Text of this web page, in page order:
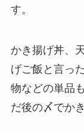
す。
かき揚げ丼、
げご飯と言っ
物などの単品
だ後の〆でか